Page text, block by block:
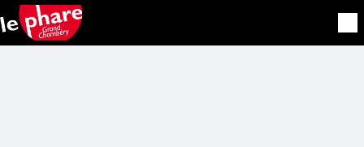
Aller au contenu principal